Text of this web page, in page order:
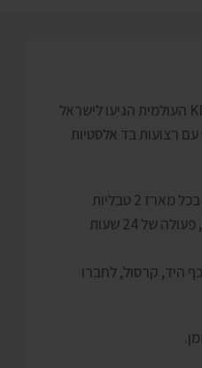
עם רצועות בד אלסטיות
אורך חיי כל טבליה 15 יום, בכל מארז 2 טבליות
לשימוש סה”כ של 30 ימים, פעולה של 24 שעות
היד, קרסול, לחברו